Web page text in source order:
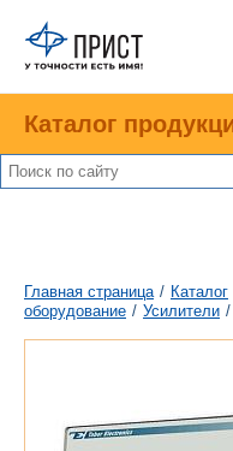
Каталог
Главная страница / Каталог
оборудование / Усилители /